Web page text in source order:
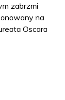
zabrzmi
na
Oscara